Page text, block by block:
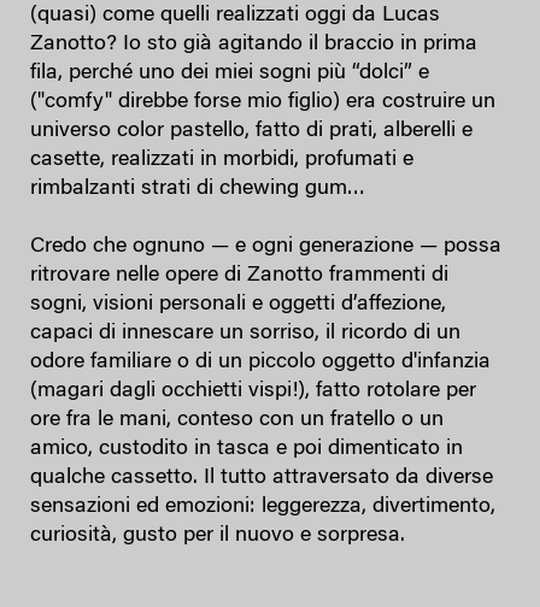
(quasi) come quelli realizzati oggi da Lucas
Zanotto? Io sto già agitando il braccio in prima
fila, perché uno dei miei sogni più “dolci” e
("comfy" direbbe forse mio figlio) era costruire un
universo color pastello, fatto di prati, alberelli e
casette, realizzati in morbidi, profumati e
rimbalzanti strati di chewing gum…
Credo che ognuno — e ogni generazione — possa
ritrovare nelle opere di Zanotto frammenti di
sogni, visioni personali e oggetti d’affezione,
capaci di innescare un sorriso, il ricordo di un
odore familiare o di un piccolo oggetto d'infanzia
(magari dagli occhietti vispi!), fatto rotolare per
ore fra le mani, conteso con un fratello o un
amico, custodito in tasca e poi dimenticato in
qualche cassetto. Il tutto attraversato da diverse
sensazioni ed emozioni: leggerezza, divertimento,
curiosità, gusto per il nuovo e sorpresa.